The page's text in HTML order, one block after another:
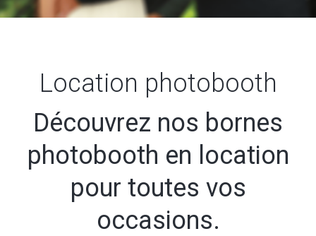
Location photobooth
Découvrez nos bornes
photobooth en location
pour toutes vos
occasions.